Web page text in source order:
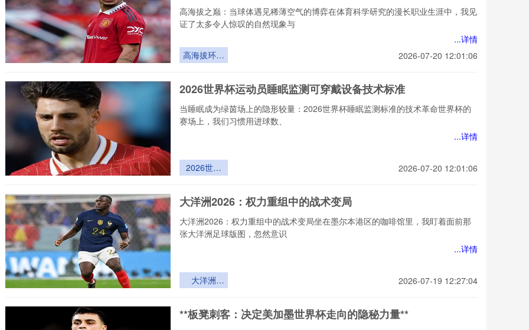
高海拔之巅：当球体遇见稀薄空气的博弈在体育科学研究的漫长职业生涯中，我见
证了太多令人惊叹的自然现象与
...详情
高海拔环境
及智能自适
应稳压控制
方法研究
2026-07-20 12:01:06
2026世界杯运动员睡眠监测可穿戴设备技术标准
当睡眠成为绿茵场上的隐形较量：2026世界杯睡眠监测标准的技术革命世界杯的
赛场上，我们习惯用进球数、
...详情
2026世界
戴设备技术
标准
2026-07-20 12:01:06
大洋洲2026：权力重组中的战术变局
大洋洲2026：权力重组中的战术变局坐在墨尔本港区的咖啡馆里，我盯着面前那
张大洋洲足球版图，忽然意识
...详情
大洋洲
战术变局
2026-07-19 12:27:04
**板凳刺客：决定美加墨世界杯走向的隐秘力量**